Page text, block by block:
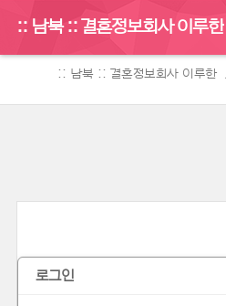
:: 남북 :: 결혼정보회사 이루한
게시판
:: 남북 :: 결혼정보회사 이루한
로그인